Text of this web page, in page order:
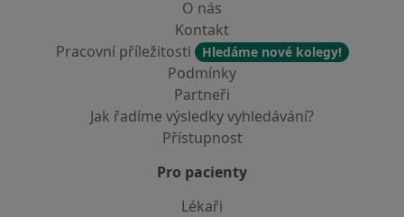
O nás
Kontakt
Pracovní příležitosti
Hledáme nové kolegy!
Podmínky
Partneři
Jak řadíme výsledky vyhledávání?
Přístupnost
Pro pacienty
Lékaři